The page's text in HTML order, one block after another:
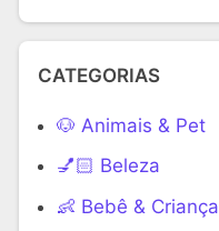
CATEGORIAS
🐶 Animais & Pet
💅🏻 Beleza
👶 Bebê & Criança